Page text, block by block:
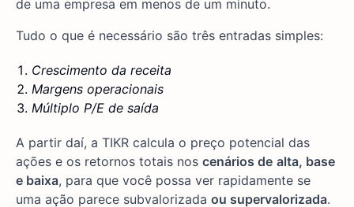
de uma empresa em menos de um minuto.
Tudo o que é necessário são três entradas simples:
Crescimento da receita
Margens operacionais
Múltiplo P/E de saída
A partir daí, a TIKR calcula o preço potencial das
ações e os retornos totais nos cenários de alta, base
e baixa, para que você possa ver rapidamente se
uma ação parece subvalorizada ou supervalorizada.